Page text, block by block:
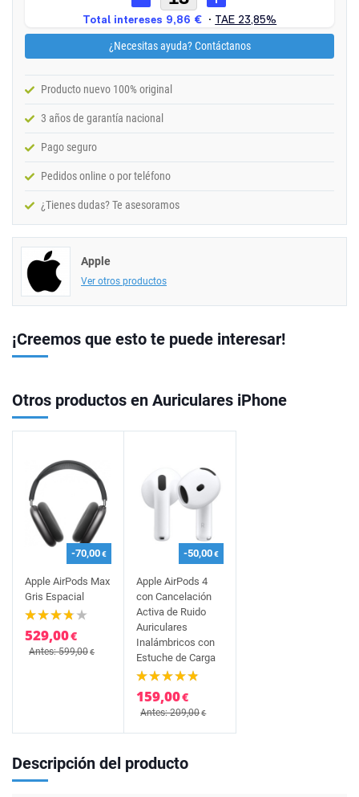
¿Necesitas ayuda? Contáctanos
Producto nuevo 100% original
3 años de garantía nacional
Pago seguro
Pedidos online o por teléfono
¿Tienes dudas? Te asesoramos
Apple
Ver otros productos
¡Creemos que esto te puede interesar!
Otros productos en Auriculares iPhone
-70,00€
Apple AirPods Max
Gris Espacial
529,00€
Antes: 599,00€
-50,00€
Apple AirPods 4
con Cancelación
Activa de Ruido
Auriculares
Inalámbricos con
Estuche de Carga
159,00€
Antes: 209,00€
Descripción del producto